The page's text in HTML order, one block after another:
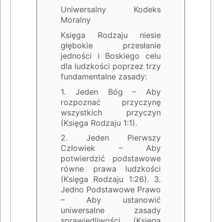
Uniwersalny Kodeks
Moralny
Księga Rodzaju niesie
głębokie przesłanie
jedności i Boskiego celu
dla ludzkości poprzez trzy
fundamentalne zasady:
1. Jeden Bóg – Aby
rozpoznać przyczynę
wszystkich przyczyn
(Księga Rodzaju 1:1).
2. Jeden Pierwszy
Człowiek – Aby
potwierdzić podstawowe
równe prawa ludzkości
(Księga Rodzaju 1:26). 3.
Jedno Podstawowe Prawo
– Aby ustanowić
uniwersalne zasady